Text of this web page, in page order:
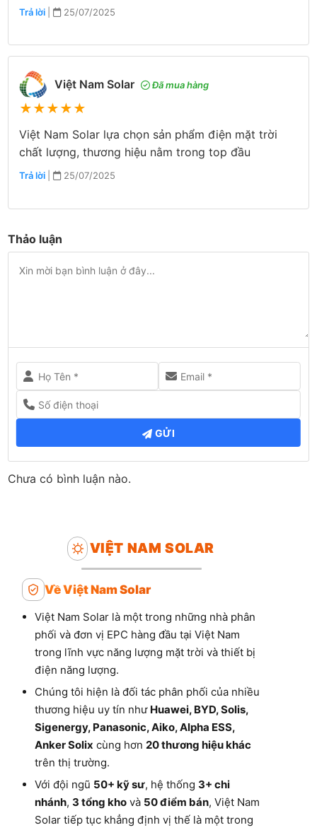
Trả lời | 25/07/2025
Việt Nam Solar Đã mua hàng
★★★★★
Việt Nam Solar lựa chọn sản phẩm điện mặt trời
chất lượng, thương hiệu nằm trong top đầu
Trả lời | 25/07/2025
Thảo luận
GỬI
Chưa có bình luận nào.
VIỆT NAM SOLAR
Về Việt Nam Solar
Việt Nam Solar là một trong những nhà phân
phối và đơn vị EPC hàng đầu tại Việt Nam
trong lĩnh vực năng lượng mặt trời và thiết bị
điện năng lượng.
Chúng tôi hiện là đối tác phân phối của nhiều
thương hiệu uy tín như Huawei, BYD, Solis,
Sigenergy, Panasonic, Aiko, Alpha ESS,
Anker Solix cùng hơn 20 thương hiệu khác
trên thị trường.
Với đội ngũ 50+ kỹ sư, hệ thống 3+ chi
nhánh, 3 tổng kho và 50 điểm bán, Việt Nam
Solar tiếp tục khẳng định vị thế là một trong